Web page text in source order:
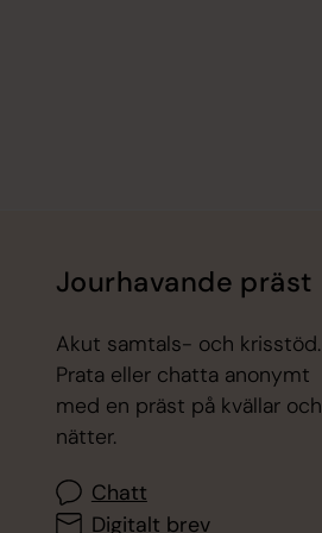
Jourhavande präst
Akut samtals- och krisstöd.
Prata eller chatta anonymt
med en präst på kvällar och
nätter.
Chatt
Digitalt brev